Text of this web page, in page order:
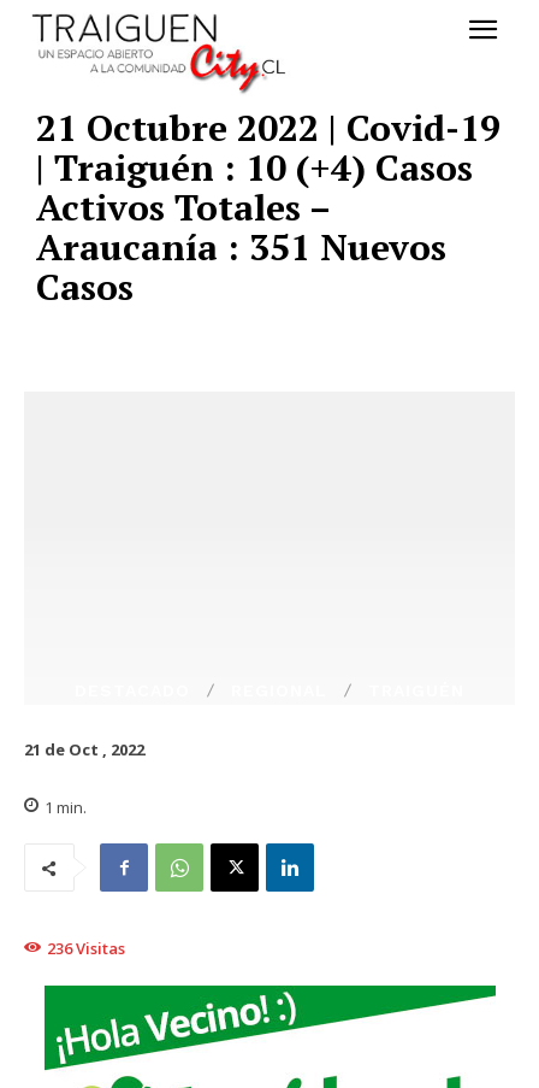
21 Octubre 2022 | Covid-19
| Traiguén : 10 (+4) Casos
Activos Totales –
Araucanía : 351 Nuevos
Casos
21 de Oct , 2022
1 min.
236Visitas